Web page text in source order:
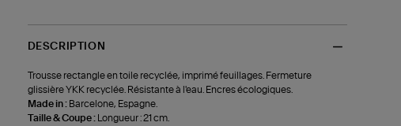
DESCRIPTION
Trousse rectangle en toile recyclée, imprimé feuillages. Fermeture
glissière YKK recyclée. Résistante à l'eau. Encres écologiques.
Made in : Barcelone, Espagne.
Taille & Coupe :
Longueur : 21 cm.